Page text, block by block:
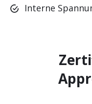
Interne
Zustandsüberwachung